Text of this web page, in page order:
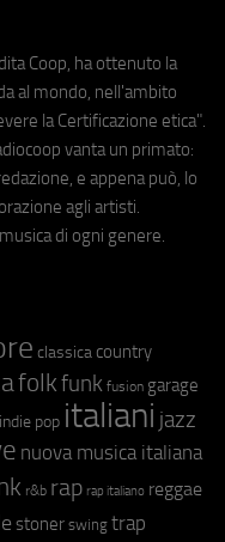
Coop, ha ottenuto la
al mondo, nell'ambito
la Certificazione etica".
vanta un primato:
e appena può, lo
agli artisti.
di ogni genere.
classica country
folkfunk fusion garage
indie pop italiani jazz
nuova musica italiana
r&b rap rap italiano reggae
stoner swing trap